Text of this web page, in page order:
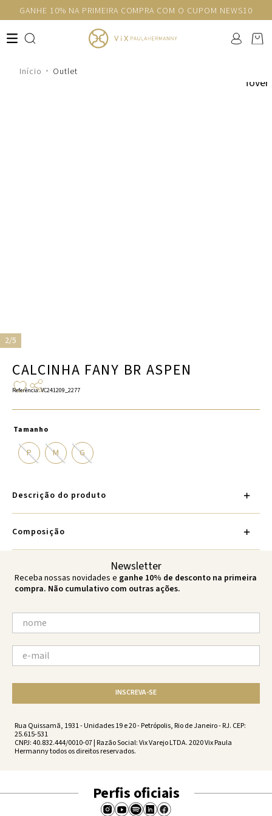
GANHE 10% NA PRIMEIRA COMPRA COM O CUPOM NEWS10
Outlet
2/5
CALCINHA FANY BR ASPEN
Referência:VC241209_2277
Tamanho
P M G
Descrição do produto
Composição
Newsletter
Receba nossas novidades e ganhe 10% de desconto na primeira
compra. Não cumulativo com outras ações.
INSCREVA-SE
Rua Quissamã, 1931 - Unidades 19 e 20 - Petrópolis, Rio de Janeiro - RJ. CEP:
25.615-531
CNPJ: 40.832.444/0010-07 | Razão Social: Vix Varejo LTDA. 2020 Vix Paula
Hermanny todos os direitos reservados.
Perfis oficiais